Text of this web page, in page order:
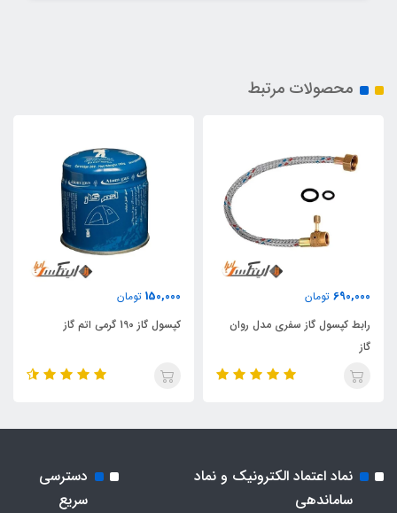
محصولات مرتبط
690,000 تومان
رابط کپسول گاز سفری مدل روان
گاز
150,000 تومان
کپسول گاز 190 گرمی اتم گاز
نماد اعتماد الکترونیک و نماد
ساماندهی
دسترسی
سریع